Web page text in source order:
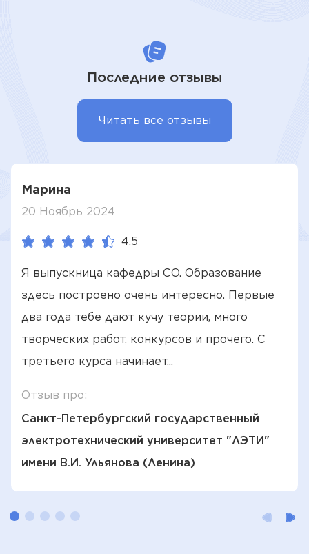
Последние отзывы
Читать все отзывы
Марина
20 Ноябрь 2024
4.5
Я выпускница кафедры СО. Образование
здесь построено очень интересно. Первые
два года тебе дают кучу теории, много
творческих работ, конкурсов и прочего. С
третьего курса начинает...
Отзыв про:
Санкт-Петербургский государственный
электротехнический университет "ЛЭТИ"
имени В.И. Ульянова (Ленина)